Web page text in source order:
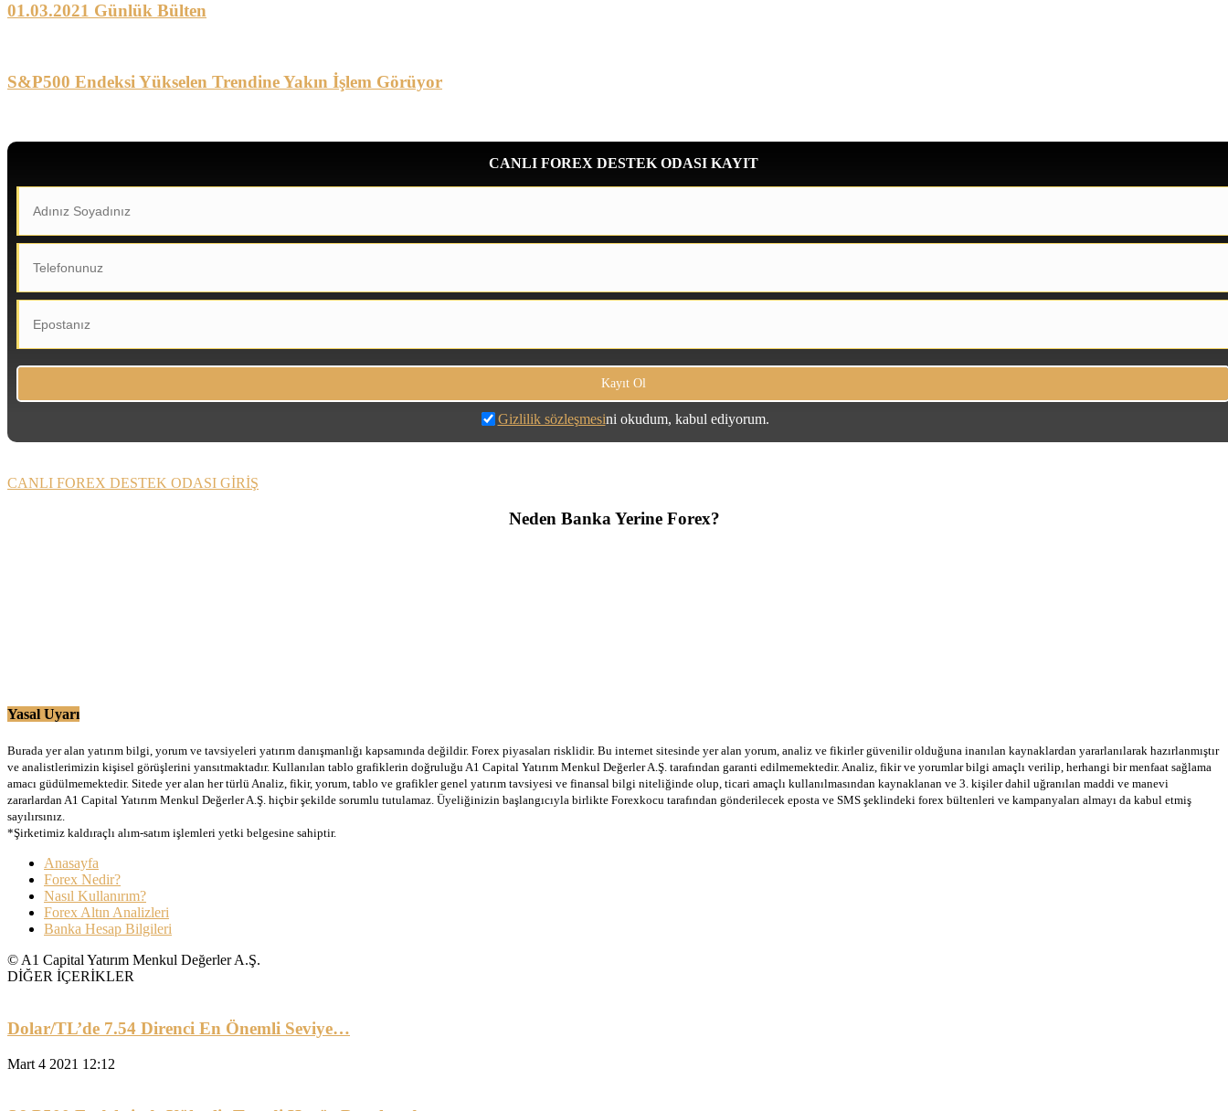
01.03.2021 Günlük Bülten
S&P500 Endeksi Yükselen Trendine Yakın İşlem Görüyor
CANLI FOREX DESTEK ODASI KAYIT
Gizlilik sözleşmesini okudum, kabul ediyorum.
CANLI FOREX DESTEK ODASI GİRİŞ
Neden Banka Yerine Forex?
Yasal Uyarı
Burada yer alan yatırım bilgi, yorum ve tavsiyeleri yatırım danışmanlığı kapsamında değildir. Forex piyasaları risklidir. Bu internet sitesinde yer alan yorum, analiz ve fikirler güvenilir olduğuna inanılan kaynaklardan yararlanılarak hazırlanmıştır
ve analistlerimizin kişisel görüşlerini yansıtmaktadır. Kullanılan tablo grafiklerin doğruluğu A1 Capital Yatırım Menkul Değerler A.Ş. tarafından garanti edilmemektedir. Analiz, fikir ve yorumlar bilgi amaçlı verilip, herhangi bir menfaat sağlama
amacı güdülmemektedir. Sitede yer alan her türlü Analiz, fikir, yorum, tablo ve grafikler genel yatırım tavsiyesi ve finansal bilgi niteliğinde olup, ticari amaçlı kullanılmasından kaynaklanan ve 3. kişiler dahil uğranılan maddi ve manevi
zararlardan A1 Capital Yatırım Menkul Değerler A.Ş. hiçbir şekilde sorumlu tutulamaz. Üyeliğinizin başlangıcıyla birlikte Forexkocu tarafından gönderilecek eposta ve SMS şeklindeki forex bültenleri ve kampanyaları almayı da kabul etmiş
sayılırsınız.
*Şirketimiz kaldıraçlı alım-satım işlemleri yetki belgesine sahiptir.
Anasayfa
Forex Nedir?
Nasıl Kullanırım?
Forex Altın Analizleri
Banka Hesap Bilgileri
© A1 Capital Yatırım Menkul Değerler A.Ş.
DİĞER İÇERİKLER
Dolar/TL’de 7.54 Direnci En Önemli Seviye…
Mart 4 2021 12:12